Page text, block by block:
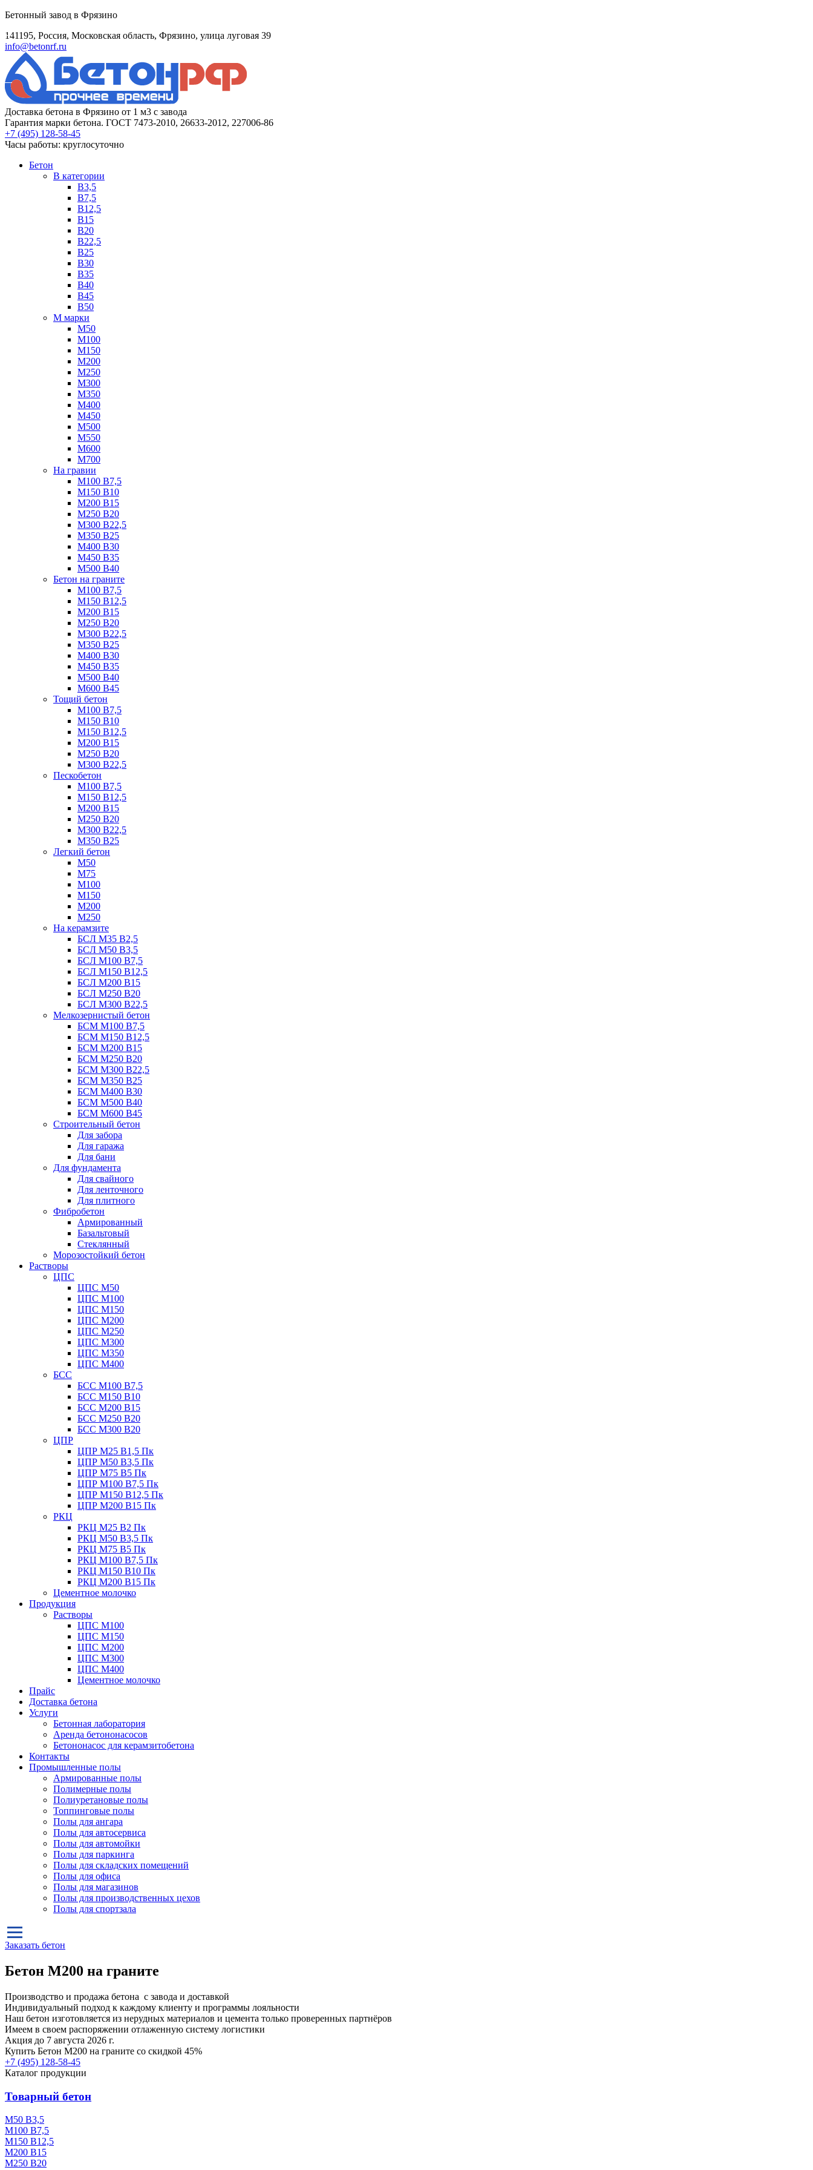
Бетонный завод в Фрязино
141195, Россия, Московская область, Фрязино, улица луговая 39
info@betonrf.ru
Доставка бетона в Фрязино от 1 м3 с завода
Гарантия марки бетона. ГОСТ 7473-2010, 26633-2012, 227006-86
+7 (495) 128-58-45
Часы работы: круглосуточно
Бетон
B категории
B3,5
B7,5
B12,5
B15
B20
B22,5
B25
B30
B35
B40
B45
B50
М марки
М50
М100
М150
М200
М250
М300
М350
М400
М450
М500
М550
М600
М700
На гравии
М100 B7,5
М150 B10
М200 B15
М250 B20
М300 B22,5
М350 B25
М400 B30
М450 B35
М500 B40
Бетон на граните
М100 B7,5
М150 B12,5
М200 B15
М250 B20
М300 B22,5
М350 B25
М400 B30
М450 B35
М500 B40
М600 B45
Тощий бетон
М100 В7,5
М150 В10
М150 В12,5
М200 В15
М250 В20
М300 В22,5
Пескобетон
М100 В7,5
М150 В12,5
М200 В15
М250 В20
М300 В22,5
М350 В25
Легкий бетон
М50
М75
М100
М150
М200
М250
На керамзите
БСЛ М35 B2,5
БСЛ М50 В3,5
БСЛ М100 В7,5
БСЛ М150 В12,5
БСЛ М200 В15
БСЛ М250 В20
БСЛ М300 В22,5
Мелкозернистый бетон
БСМ М100 B7,5
БСМ М150 B12,5
БСМ М200 B15
БСМ М250 B20
БСМ М300 B22,5
БСМ М350 B25
БСМ М400 B30
БСМ М500 B40
БСМ М600 B45
Строительный бетон
Для забора
Для гаража
Для бани
Для фундамента
Для свайного
Для ленточного
Для плитного
Фибробетон
Армированный
Базальтовый
Стеклянный
Морозостойкий бетон
Растворы
ЦПС
ЦПС М50
ЦПС М100
ЦПС М150
ЦПС М200
ЦПС М250
ЦПС М300
ЦПС М350
ЦПС М400
БСС
БСС М100 B7,5
БСС М150 B10
БСС М200 B15
БСС М250 B20
БСС М300 B20
ЦПР
ЦПР М25 B1,5 Пк
ЦПР М50 B3,5 Пк
ЦПР М75 B5 Пк
ЦПР М100 B7,5 Пк
ЦПР М150 B12,5 Пк
ЦПР М200 B15 Пк
РКЦ
РКЦ М25 B2 Пк
РКЦ М50 В3,5 Пк
РКЦ М75 B5 Пк
РКЦ М100 B7,5 Пк
РКЦ М150 B10 Пк
РКЦ М200 B15 Пк
Цементное молочко
Продукция
Растворы
ЦПС М100
ЦПС М150
ЦПС М200
ЦПС М300
ЦПС М400
Цементное молочко
Прайс
Доставка бетона
Услуги
Бетонная лаборатория
Аренда бетононасосов
Бетононасос для керамзитобетона
Контакты
Промышленные полы
Армированные полы
Полимерные полы
Полиуретановые полы
Топпинговые полы
Полы для ангара
Полы для автосервиса
Полы для автомойки
Полы для паркинга
Полы для складских помещений
Полы для офиса
Полы для магазинов
Полы для производственных цехов
Полы для спортзала
Заказать бетон
Бетон М200 на граните
Производство и продажа бетона с завода и доставкой
Индивидуальный подход к каждому клиенту и программы лояльности
Наш бетон изготовляется из нерудных материалов и цемента только проверенных партнёров
Имеем в своем распоряжении отлаженную систему логистики
Акция до 7 августа 2026 г.
Купить Бетон М200 на граните со скидкой 45%
+7 (495) 128-58-45
Каталог продукции
Товарный бетон
М50 В3,5
М100 В7,5
М150 В12,5
М200 В15
М250 В20